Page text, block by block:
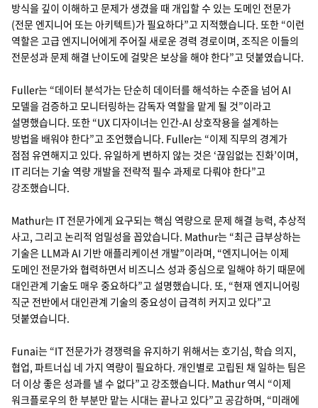
방식을 깊이 이해하고 문제가 생겼을 때 개입할 수 있는 도메인 전문가
(전문 엔지니어 또는 아키텍트)가 필요하다”고 지적했습니다. 또한 “이런
역할은 고급 엔지니어에게 주어질 새로운 경력 경로이며, 조직은 이들의
전문성과 문제 해결 난이도에 걸맞은 보상을 해야 한다”고 덧붙였습니다.
Fuller는 “데이터 분석가는 단순히 데이터를 해석하는 수준을 넘어 AI
모델을 검증하고 모니터링하는 감독자 역할을 맡게 될 것”이라고
설명했습니다. 또한 “UX 디자이너는 인간-AI 상호작용을 설계하는
방법을 배워야 한다”고 조언했습니다. Fuller는 “이제 직무의 경계가
점점 유연해지고 있다. 유일하게 변하지 않는 것은 ‘끊임없는 진화’이며,
IT 리더는 기술 역량 개발을 전략적 필수 과제로 다뤄야 한다”고
강조했습니다.
Mathur는 IT 전문가에게 요구되는 핵심 역량으로 문제 해결 능력, 추상적
사고, 그리고 논리적 엄밀성을 꼽았습니다. Mathur는 “최근 급부상하는
기술은 LLM과 AI 기반 애플리케이션 개발”이라며, “엔지니어는 이제
도메인 전문가와 협력하면서 비즈니스 성과 중심으로 일해야 하기 때문에
대인관계 기술도 매우 중요하다”고 설명했습니다. 또, “현재 엔지니어링
직군 전반에서 대인관계 기술의 중요성이 급격히 커지고 있다”고
덧붙였습니다.
Funai는 “IT 전문가가 경쟁력을 유지하기 위해서는 호기심, 학습 의지,
협업, 파트너십 네 가지 역량이 필요하다. 개인별로 고립된 채 일하는 팀은
더 이상 좋은 성과를 낼 수 없다”고 강조했습니다. Mathur 역시 “이제
워크플로우의 한 부분만 맡는 시대는 끝나고 있다”고 공감하며, “미래에